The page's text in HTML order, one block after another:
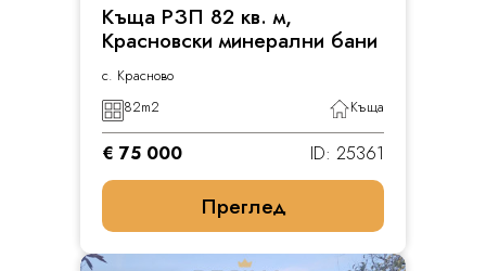
Къща РЗП 82 кв. м,
Красновски минерални бани
с. Красново
82m2 Къща
€ 75 000 ID: 25361
Преглед